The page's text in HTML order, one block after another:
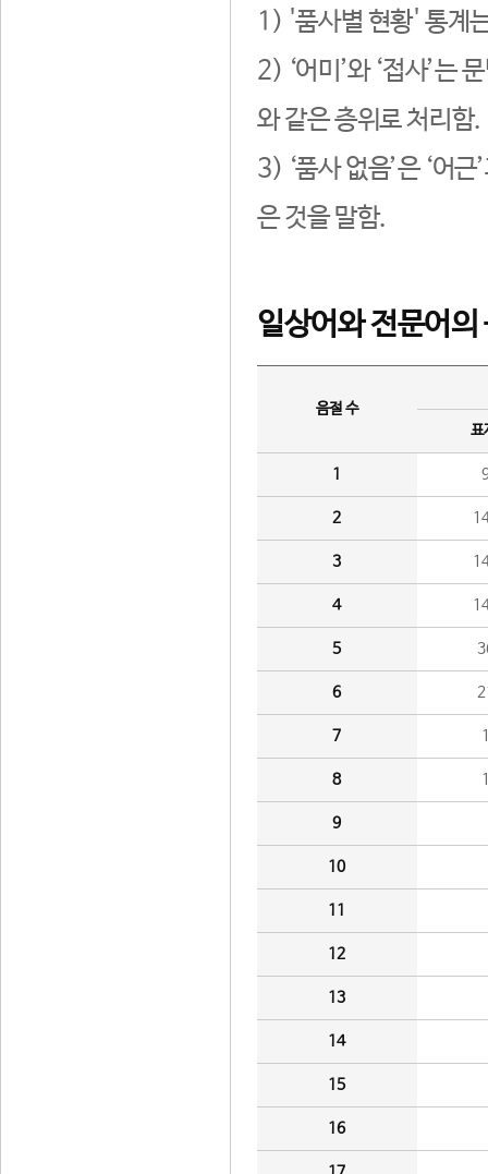
1) '품사별 현황' 통계
2) ‘어미’와 ‘접사’는
와 같은 층위로 처리함.
3) ‘품사 없음’은 ‘어
은 것을 말함.
일상어와 전문어의
음절 수
표
1
2
3
4
5
6
7
8
9
10
11
12
13
14
15
16